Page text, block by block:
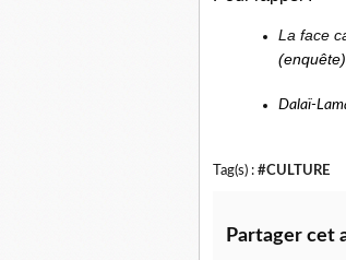
La face
Dalaï-
Tag(s) : #CULTURE
Partager cet